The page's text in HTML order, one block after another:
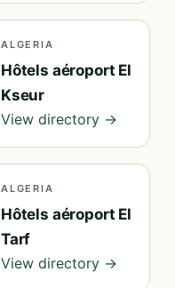
ALGERIA
Hôtels aéroport El
Kseur
View directory →
ALGERIA
Hôtels aéroport El
Tarf
View directory →